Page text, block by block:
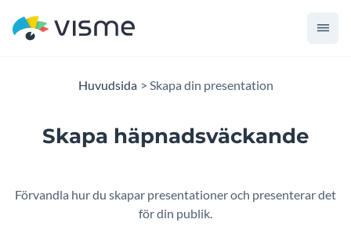
Huvudsida Skapa din presentation
Skapa häpnadsväckande
Förvandla hur du skapar presentationer och presenterar det
för din publik.